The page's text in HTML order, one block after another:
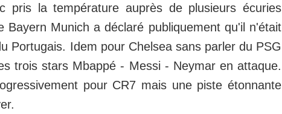
pris la température auprès de plusieurs écuries
Bayern Munich a déclaré publiquement qu'il n'était
Portugais. Idem pour Chelsea sans parler du PSG
trois stars Mbappé - Messi - Neymar en attaque.
pour CR7 mais une piste étonnante